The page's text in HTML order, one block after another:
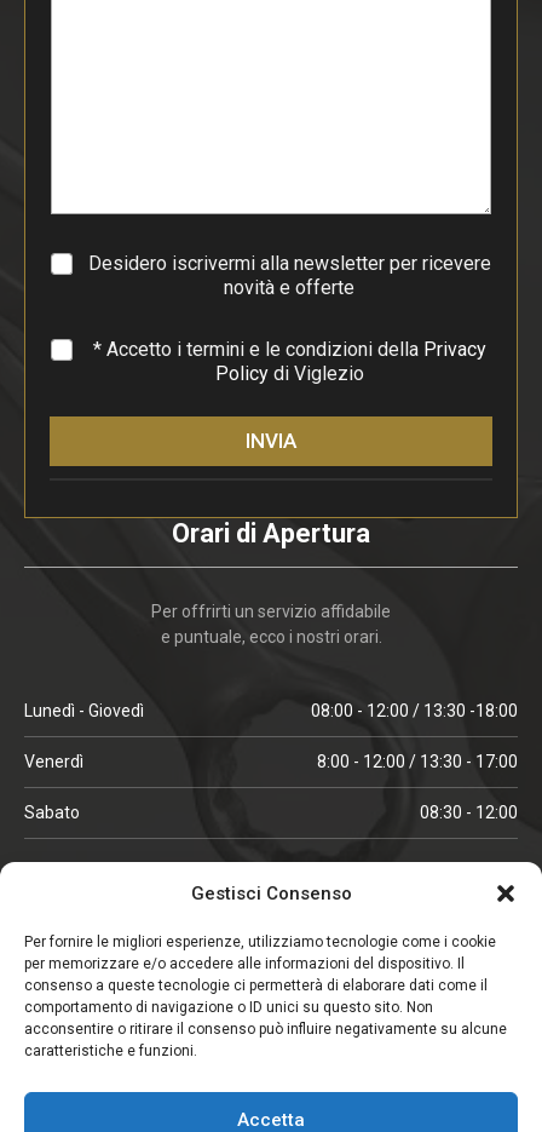
Gestisci Consenso
Per fornire le migliori esperienze, utilizziamo tecnologie come i cookie
per memorizzare e/o accedere alle informazioni del dispositivo. Il
consenso a queste tecnologie ci permetterà di elaborare dati come il
comportamento di navigazione o ID unici su questo sito. Non
acconsentire o ritirare il consenso può influire negativamente su alcune
caratteristiche e funzioni.
Accetta
g
a
f
Desidero iscrivermi alla newsletter per ricevere
novità e offerte
* * Accetto i termini e le condizioni della Privacy
Policydi Viglezio
INVIA
Orari di Apertura
Per offrirti un servizio affidabile
e puntuale, ecco i nostri orari.
Lunedì - Giovedì 08:00 - 12:00 / 13:30 -18:00
Venerdì 8:00 - 12:00 / 13:30 - 17:00
Sabato 08:30 - 12:00
ORARI IN ALTA STAGIONE
Lunedì - Venerdì 08:00 - 12:00 / 13:30 -18:00
Sabato 08:00 - 12:00
CHIUSO IL SABATO
(gennaio, febbraio, agosto, settembre)